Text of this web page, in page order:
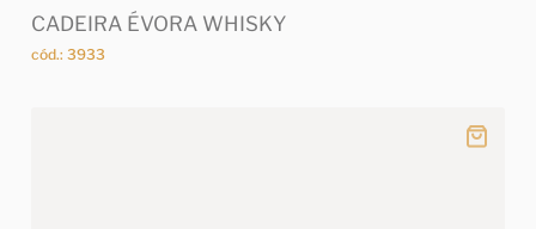
CADEIRA ÉVORA WHISKY
cód.: 3933